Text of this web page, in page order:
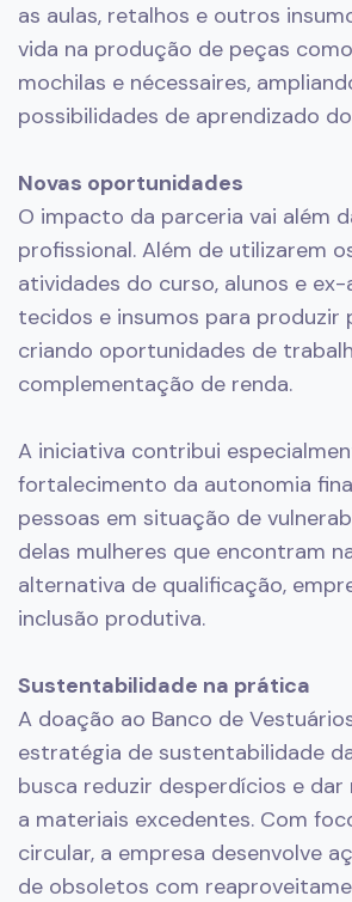
as aulas, retalhos e outros
vida na produção de peças
mochilas e nécessaires,
possibilidades de aprendizado
Novas oportunidades
O impacto da parceria vai além
profissional. Além de utilizarem
atividades do curso, alunos e
tecidos e insumos para produzir
criando oportunidades de
complementação de renda.
A iniciativa contribui
fortalecimento da autonomia
pessoas em situação de
delas mulheres que encontram
alternativa de qualificação,
inclusão produtiva.
Sustentabilidade na prática
A doação ao Banco de
estratégia de sustentabilidade
busca reduzir desperdícios e
a materiais excedentes. Com
circular, a empresa desenvolve
de obsoletos com